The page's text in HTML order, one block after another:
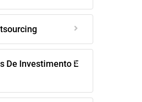
De Investimento E